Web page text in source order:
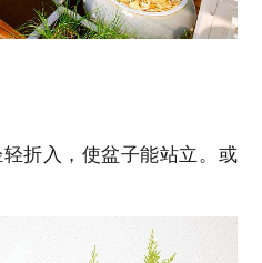
折入，使盆子能站立。或